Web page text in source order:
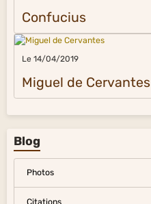
Confucius
Le 14/04/2019
Miguel de Cervantes
Blog
Photos
Citations